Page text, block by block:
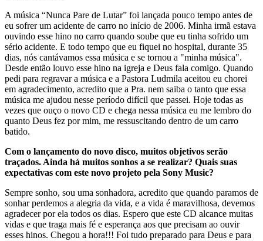
A música “Nunca Pare de Lutar” foi lançada pouco tempo antes de
eu sofrer um acidente de carro no início de 2006. Minha irmã estava
ouvindo esse hino no carro quando soube que eu tinha sofrido um
sério acidente. E todo tempo que eu fiquei no hospital, durante 35
dias, nós cantávamos essa música e se tornou a "minha música".
Desde então louvo esse hino na igreja e Deus fala comigo. Quando
pedi para regravar a música e a Pastora Ludmila aceitou eu chorei
em agradecimento, acredito que a Pra. nem saiba o tanto que essa
música me ajudou nesse período difícil que passei. Hoje todas as
vezes que ouço o novo CD e chega nessa música eu me lembro do
quanto Deus fez por mim, me ressuscitando dentro de um carro
batido.
Com o lançamento do novo disco, muitos objetivos serão
traçados. Ainda há muitos sonhos a se realizar? Quais suas
expectativas com este novo projeto pela Sony Music?
Sempre sonho, sou uma sonhadora, acredito que quando paramos de
sonhar perdemos a alegria da vida, e a vida é maravilhosa, devemos
agradecer por ela todos os dias. Espero que este CD alcance muitas
vidas e que traga mais fé e esperança aos que precisam ao ouvir
esses hinos. Chegou a hora!!! Foi tudo preparado para Deus e para